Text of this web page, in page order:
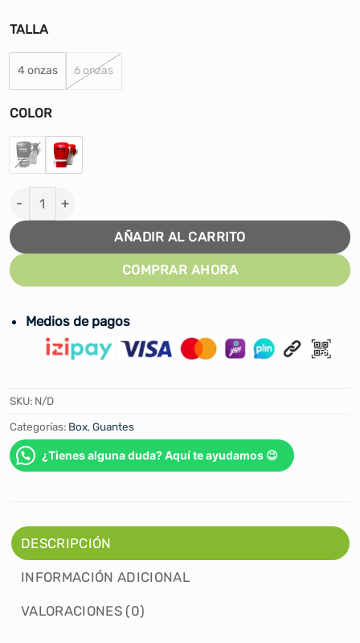
TALLA
4 onzas 6 onzas
COLOR
GUANTES DE BOX JUNIOR WINNER #WNR-1012 cantidad
AÑADIR AL CARRITO
COMPRAR AHORA
Medios de pagos
SKU: N/D
Categorías: Box,Guantes
¿Tienes alguna duda? Aquí te ayudamos 😉
DESCRIPCIÓN
INFORMACIÓN ADICIONAL
VALORACIONES (0)